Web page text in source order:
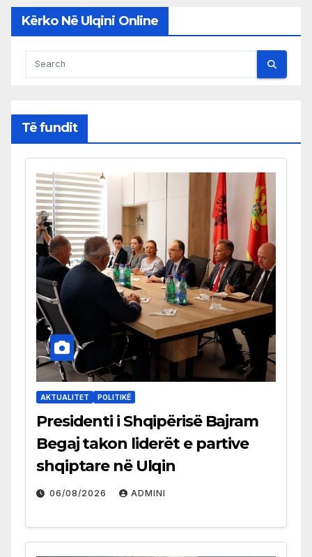
Kërko Në Ulqini Online
Të fundit
AKTUALITET POLITIKË
Presidenti i Shqipërisë Bajram
Begaj takon liderët e partive
shqiptare në Ulqin
06/08/2026 ADMINI